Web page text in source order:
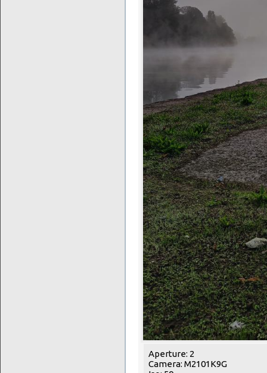
Aperture: 2
Camera: M2101K9G